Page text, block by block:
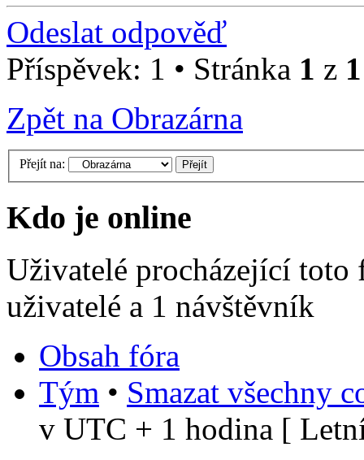
Odeslat odpověď
Příspěvek: 1 • Stránka 1 z 1
Zpět na Obrazárna
Přejít na:
Kdo je online
Uživatelé procházející
uživatelé a 1 návštěvník
Obsah fóra
Tým • Smazat všechny
v UTC + 1 hodina [